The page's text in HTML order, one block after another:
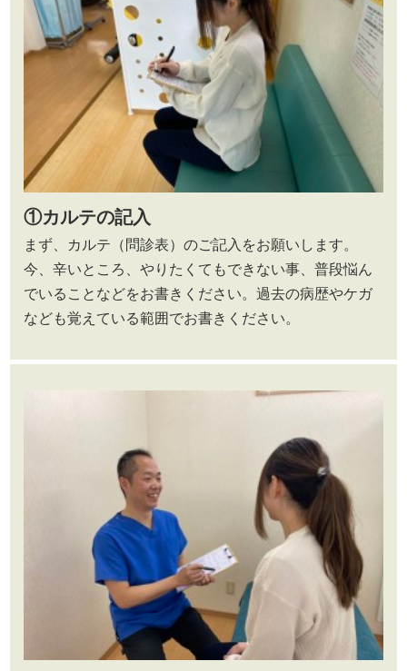
①カルテの記入
まず、カルテ（問診表）のご記入をお願いします。
今、辛いところ、やりたくてもできない事、普段悩ん
でいることなどをお書きください。過去の病歴やケガ
なども覚えている範囲でお書きください。